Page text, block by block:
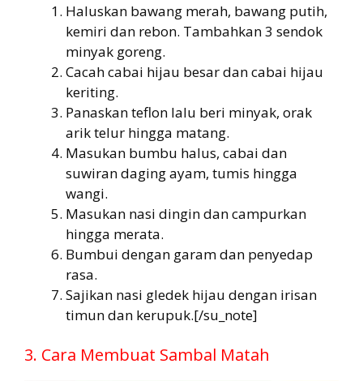
Haluskan bawang merah, bawang putih,
kemiri dan rebon. Tambahkan 3 sendok
minyak goreng.
Cacah cabai hijau besar dan cabai hijau
keriting.
Panaskan teflon lalu beri minyak, orak
arik telur hingga matang.
Masukan bumbu halus, cabai dan
suwiran daging ayam, tumis hingga
wangi.
Masukan nasi dingin dan campurkan
hingga merata.
Bumbui dengan garam dan penyedap
rasa.
Sajikan nasi gledek hijau dengan irisan
timun dan kerupuk.[/su_note]
3. Cara Membuat Sambal Matah